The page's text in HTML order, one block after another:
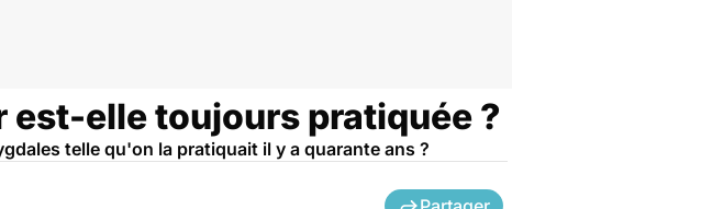
est-elle toujours pratiquée ?
telle qu'on la pratiquait il y a quarante ans ?